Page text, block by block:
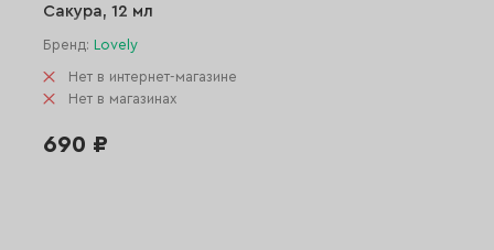
Сакура, 12 мл
Бренд: Lovely
Нет в интернет-магазине
Нет в магазинах
690 ₽